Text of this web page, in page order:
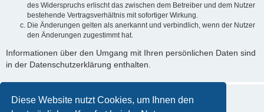
Diese Website nutzt Cookies, um Ihnen den
des Widerspruchs erlischt das zwischen dem Betreiber und dem Nutzer
bestehende Vertragsverhältnis mit sofortiger Wirkung.
Die Änderungen gelten als anerkannt und verbindlich, wenn der Nutzer
den Änderungen zugestimmt hat.
Informationen über den Umgang mit Ihren persönlichen Daten sind
in der Datenschutzerklärung enthalten.